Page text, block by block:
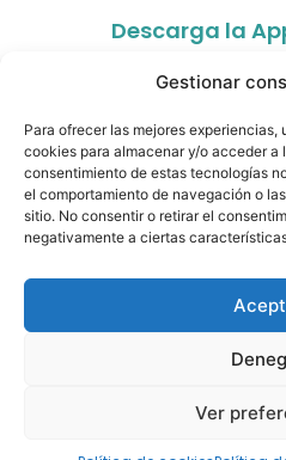
Gestionar
Para ofrecer las mejores
cookies para almacenar y/o acceder a
consentimiento de estas tecnologías
el comportamiento de navegación o
sitio. No consentir o retirar el
negativamente a ciertas
Ver
Descarga la
© Copyright 2026-
Fisioterapeutas de la